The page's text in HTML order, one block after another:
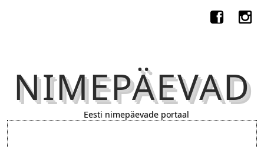
NIMEPÄEVAD
Eesti nimepäevade portaal